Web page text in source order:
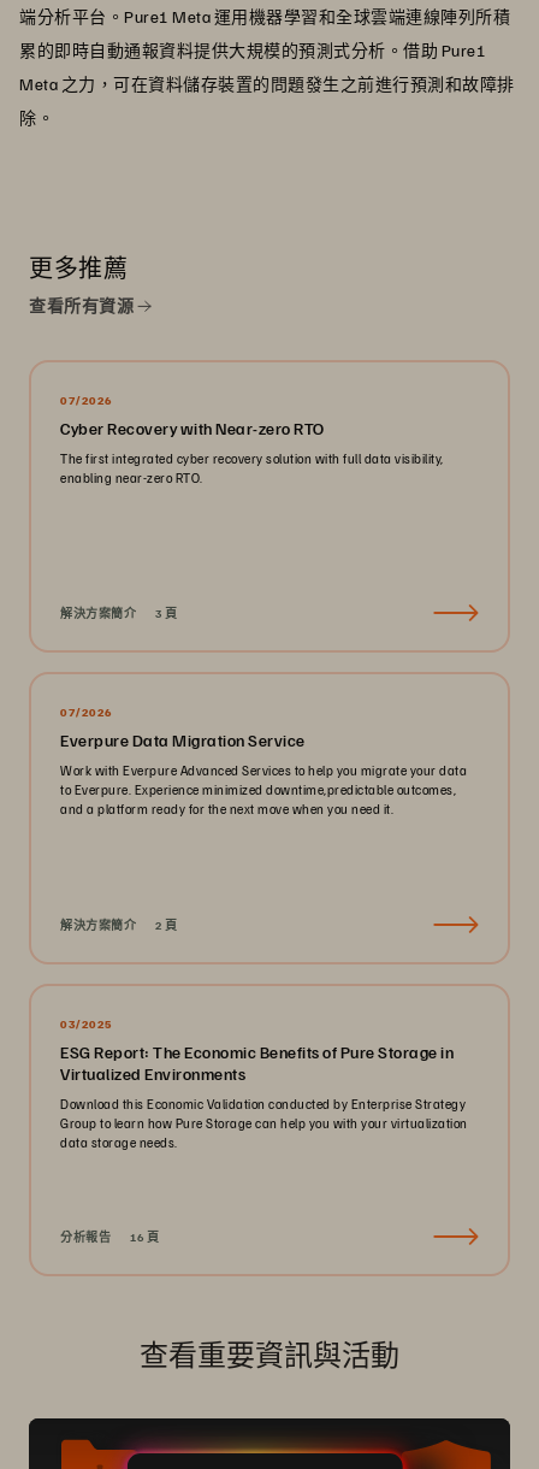
端分析平台。Pure1 Meta 運用機器學習和全球雲端連線陣列所積
累的即時自動通報資料提供大規模的預測式分析。借助 Pure1
Meta 之力，可在資料儲存裝置的問題發生之前進行預測和故障排
除。
更多推薦
查看所有資源
07/2026
Cyber Recovery with Near-zero RTO
The first integrated cyber recovery solution with full data visibility,
enabling near-zero RTO.
解決方案簡介 3 頁
07/2026
Everpure Data Migration Service
Work with Everpure Advanced Services to help you migrate your data
to Everpure. Experience minimized downtime,predictable outcomes,
and a platform ready for the next move when you need it.
解決方案簡介 2 頁
03/2025
ESG Report: The Economic Benefits of Pure Storage in
Virtualized Environments
Download this Economic Validation conducted by Enterprise Strategy
Group to learn how Pure Storage can help you with your virtualization
data storage needs.
分析報告 16 頁
查看重要資訊與活動